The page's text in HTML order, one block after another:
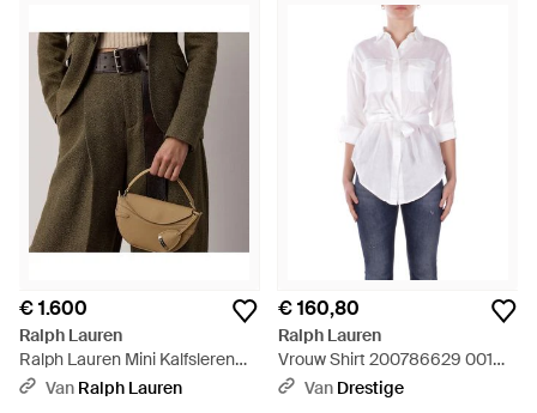
€ 1.600
Ralph Lauren
Ralph Lauren Mini Kalfsleren
Crossbodytas - Groen
Van Ralph Lauren
€ 160,80
Ralph Lauren
Vrouw Shirt 200786629 001
Chadwick Lange Mouw Shirt
Van Drestige